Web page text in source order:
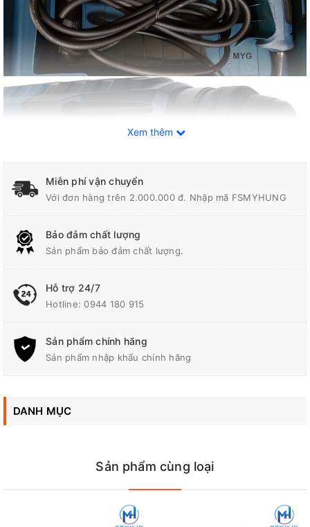
Xem thêm
Miễn phí vận chuyển
Với đơn hàng trên 2.000.000 đ. Nhập mã FSMYHUNG
Bảo đảm chất lượng
Sản phẩm bảo đảm chất lượng.
Hỗ trợ 24/7
Hotline:0944 180 915
Sản phẩm chính hãng
Sản phẩm nhập khẩu chính hãng
DANH MỤC
Sản phẩm cùng loại